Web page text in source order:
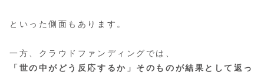
といった側面もあります。
一方、クラウドファンディングでは、
「世の中がどう反応するか」そのものが結果として返っ